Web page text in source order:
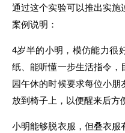
通过这个实验可以推出实施
案例说明：
4岁半的小明，模仿能力很
纸、能听懂一步生活指令 ，
园午休的时候要求每位小
放到椅子上，以便醒来后方
小明能够脱衣服，但叠衣